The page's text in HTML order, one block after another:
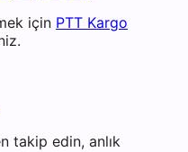
için PTT Kargo
takip edin, anlık